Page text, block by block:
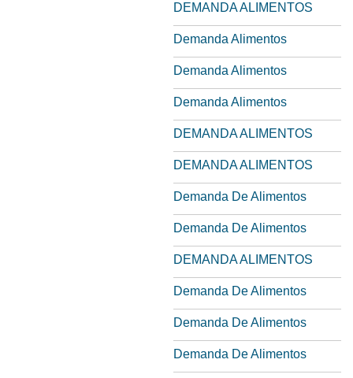
DEMANDA ALIMENTOS
Demanda Alimentos
Demanda Alimentos
Demanda Alimentos
DEMANDA ALIMENTOS
DEMANDA ALIMENTOS
Demanda De Alimentos
Demanda De Alimentos
DEMANDA ALIMENTOS
Demanda De Alimentos
Demanda De Alimentos
Demanda De Alimentos